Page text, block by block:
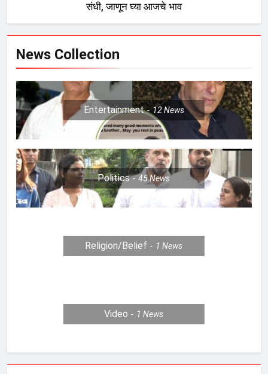
संधी, जाणून घ्या आजचे भाव
News Collection
Entertainment 12News
Politics 45News
Religion/Belief 1News
Video 1News